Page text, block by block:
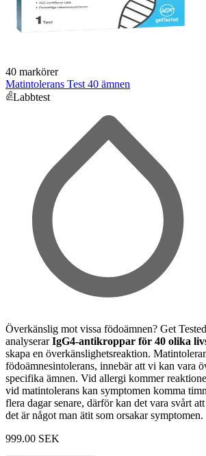
40 markörer
Matintolerans Test 40 ämnen
Labbtest
Överkänslig mot vissa födoämnen? Get
analyserar IgG4-antikroppar för 40 olika
skapa en överkänslighetsreaktion.
födoämnesintolerans, innebär att vi kan vara
specifika ämnen. Vid allergi kommer
vid matintolerans kan symptomen komma
flera dagar senare, därför kan det vara svårt
det är något man ätit som orsakar symptomen.
999.00 SEK